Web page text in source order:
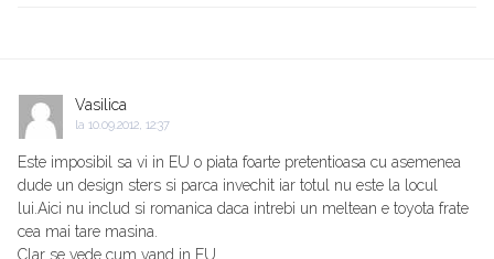
Vasilica
la 10.09.2012, 12:37
Este imposibil sa vi in EU o piata foarte pretentioasa cu asemenea
dude un design sters si parca invechit iar totul nu este la locul
lui.Aici nu includ si romanica daca intrebi un meltean e toyota frate
cea mai tare masina.
Clar se vede cum vand in EU.